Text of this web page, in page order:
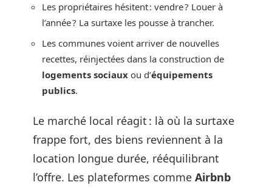
Les propriétaires hésitent : vendre ? Louer à
l’année ? La surtaxe les pousse à trancher.
Les communes voient arriver de nouvelles
recettes, réinjectées dans la construction de
logements sociaux ou d’équipements
publics.
Le marché local réagit : là où la surtaxe
frappe fort, des biens reviennent à la
location longue durée, rééquilibrant
l’offre. Les plateformes comme Airbnb